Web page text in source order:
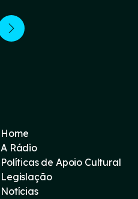
Home
A Rádio
Políticas de Apoio Cultural
Legislação
Notícias